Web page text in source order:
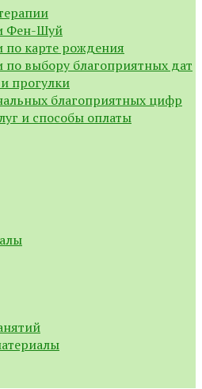
Фен-Шуй
по карте рождения
по выбору благоприятных дат
прогулки
благоприятных цифр
и способы оплаты